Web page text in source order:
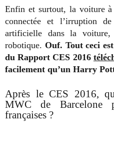
Enfin et surtout, la voiture
connectée et l’irruption de
artificielle dans la
robotique. Ouf. Tout ceci
du Rapport CES 2016
facilement qu’un Harry
Après le CES 2016,
MWC de Barcelone
françaises ?